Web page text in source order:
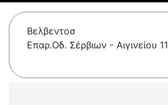
Βελβεντοσ
Επαρ.Οδ. Σέρβιων - Αιγινείου 11